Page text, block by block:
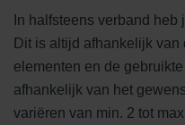
In halfsteens verband
Dit is altijd afhankelijk
elementen en de
afhankelijk van het
variëren van min. 2 tot